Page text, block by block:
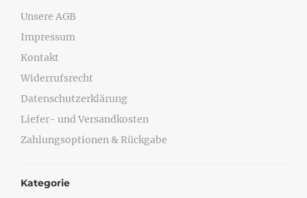
Unsere AGB
Impressum
Kontakt
Widerrufsrecht
Datenschutzerklärung
Liefer- und Versandkosten
Zahlungsoptionen & Rückgabe
Kategorie